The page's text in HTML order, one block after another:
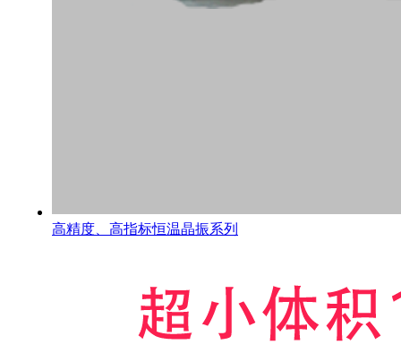
高精度、高指标恒温晶振系列